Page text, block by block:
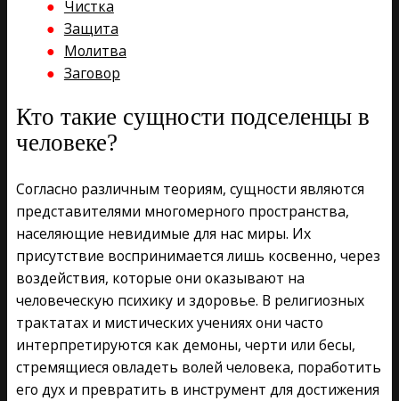
Чистка
Защита
Молитва
Заговор
Кто такие сущности подселенцы в
человеке?
Согласно различным теориям, сущности являются
представителями многомерного пространства,
населяющие невидимые для нас миры. Их
присутствие воспринимается лишь косвенно, через
воздействия, которые они оказывают на
человеческую психику и здоровье. В религиозных
трактатах и мистических учениях они часто
интерпретируются как демоны, черти или бесы,
стремящиеся овладеть волей человека, поработить
его дух и превратить в инструмент для достижения